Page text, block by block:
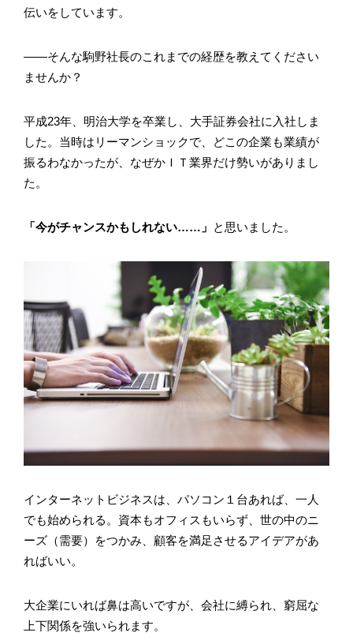
伝いをしています。
――そんな駒野社長のこれまでの経歴を教えてください
ませんか？
平成23年、明治大学を卒業し、大手証券会社に入社しま
した。当時はリーマンショックで、どこの企業も業績が
振るわなかったが、なぜかＩＴ業界だけ勢いがありまし
た。
「今がチャンスかもしれない……」 と思いました。
インターネットビジネスは、パソコン１台あれば、一人
でも始められる。資本もオフィスもいらず、世の中のニ
ーズ（需要）をつかみ、顧客を満足させるアイデアがあ
ればいい。
大企業にいれば鼻は高いですが、会社に縛られ、窮屈な
上下関係を強いられます。